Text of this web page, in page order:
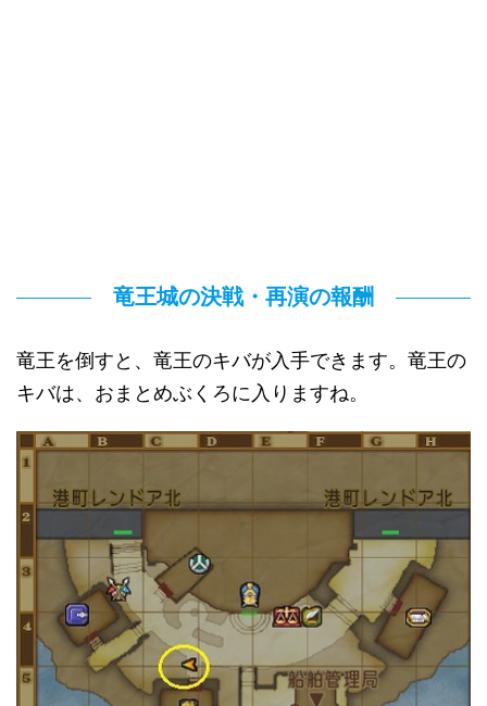
竜王城の決戦・再演の報酬
竜王を倒すと、竜王のキバが入手できます。竜王の
キバは、おまとめぶくろに入りますね。